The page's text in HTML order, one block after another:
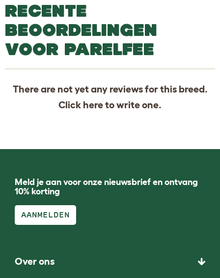
RECENTE
BEOORDELINGEN
VOOR PARELFEE
There are not yet any reviews for this breed.
Click hereto write one.
Meld je aan voor onze nieuwsbrief en ontvang
10% korting
AANMELDEN
Over ons